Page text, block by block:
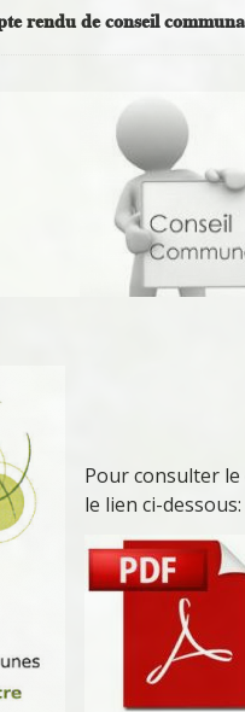
rendu de conseil
Pour consulter
le lien ci-dessous: